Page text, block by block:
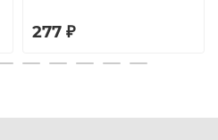
277 ₽